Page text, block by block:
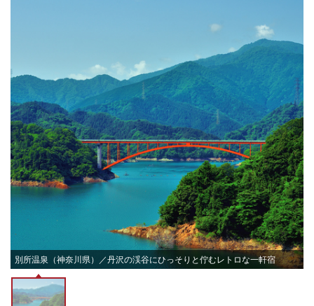
別所温泉（神奈川県）／丹沢の渓谷にひっそりと佇むレトロな一軒宿